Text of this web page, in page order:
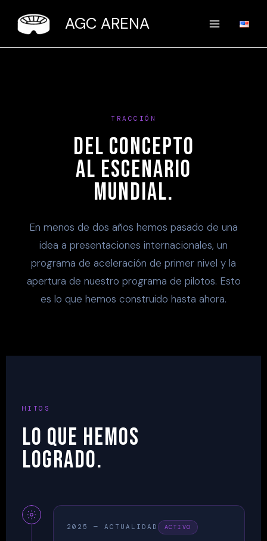
contenido
AGC ARENA
TRACCIÓN
DEL CONCEPTO
AL ESCENARIO
MUNDIAL.
En menos de dos años hemos pasado de una
idea a presentaciones internacionales, un
programa de aceleración de primer nivel y la
apertura de nuestro programa de pilotos. Esto
es lo que hemos construido hasta ahora.
HITOS
LO QUE HEMOS
LOGRADO.
2025 — ACTUALIDAD ACTIVO